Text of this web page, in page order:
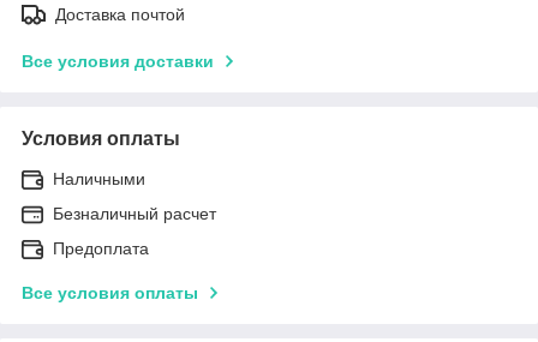
Доставка почтой
Все условия доставки
Условия оплаты
Наличными
Безналичный расчет
Предоплата
Все условия оплаты